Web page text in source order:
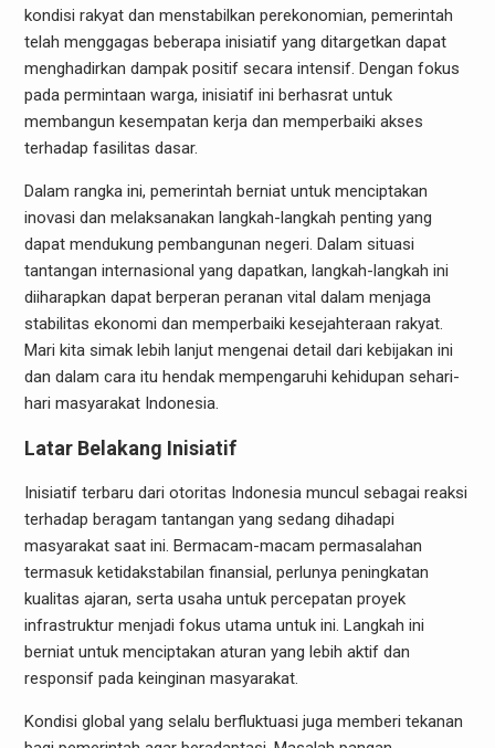
kondisi rakyat dan menstabilkan perekonomian, pemerintah
telah menggagas beberapa inisiatif yang ditargetkan dapat
menghadirkan dampak positif secara intensif. Dengan fokus
pada permintaan warga, inisiatif ini berhasrat untuk
membangun kesempatan kerja dan memperbaiki akses
terhadap fasilitas dasar.
Dalam rangka ini, pemerintah berniat untuk menciptakan
inovasi dan melaksanakan langkah-langkah penting yang
dapat mendukung pembangunan negeri. Dalam situasi
tantangan internasional yang dapatkan, langkah-langkah ini
diiharapkan dapat berperan peranan vital dalam menjaga
stabilitas ekonomi dan memperbaiki kesejahteraan rakyat.
Mari kita simak lebih lanjut mengenai detail dari kebijakan ini
dan dalam cara itu hendak mempengaruhi kehidupan sehari-
hari masyarakat Indonesia.
Latar Belakang Inisiatif
Inisiatif terbaru dari otoritas Indonesia muncul sebagai reaksi
terhadap beragam tantangan yang sedang dihadapi
masyarakat saat ini. Bermacam-macam permasalahan
termasuk ketidakstabilan finansial, perlunya peningkatan
kualitas ajaran, serta usaha untuk percepatan proyek
infrastruktur menjadi fokus utama untuk ini. Langkah ini
berniat untuk menciptakan aturan yang lebih aktif dan
responsif pada keinginan masyarakat.
Kondisi global yang selalu berfluktuasi juga memberi tekanan